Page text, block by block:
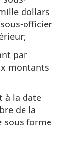
dollars
officier
par
montants
à la date
de la
sous forme